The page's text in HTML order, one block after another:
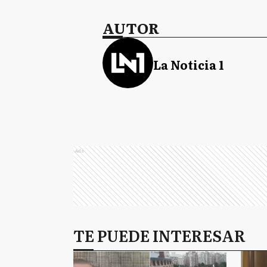
AUTOR
La Noticia 1
Ads
TE PUEDE INTERESAR